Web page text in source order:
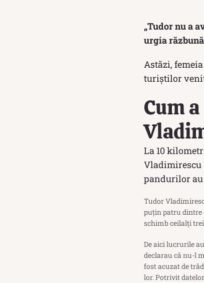
„Tudor nu a
urgia
Astăzi,
turiștilor
Cum
La 10
Vladimirescu
pandurilor au
Tudor
puțin patru dintre
schimb ceilalți
De aici lucrurile
declarau că nu-l
fost acuzat de
lor. Potrivit